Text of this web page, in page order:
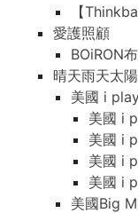
【
愛護照顧
BOiRON
晴天雨天太
美國 i
美國 i
美國 i
美國 i
美國 i
美國Big